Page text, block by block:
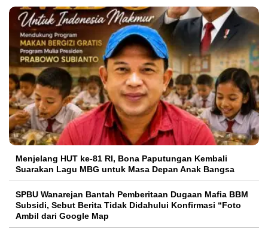
Menjelang HUT ke-81 RI, Bona Paputungan Kembali
Suarakan Lagu MBG untuk Masa Depan Anak Bangsa
SPBU Wanarejan Bantah Pemberitaan Dugaan Mafia BBM
Subsidi, Sebut Berita Tidak Didahului Konfirmasi “Foto
Ambil dari Google Map